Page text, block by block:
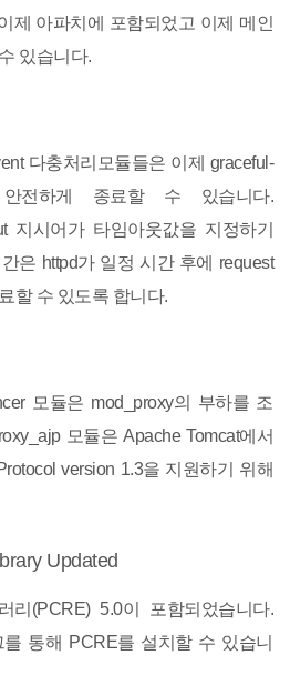
제 아파치에 포함되었고 이제 메인
있습니다.
다충처리모듈들은 이제 graceful-
전하게 종료할 수 있습니다.
지시어가 타임아웃값을 지정하기
은 httpd가 일정 시간 후에 request
할 수 있도록 합니다.
모듈은 mod_proxy의 부하를 조
모듈은 Apache Tomcat에서
version 1.3을 지원하기 위해
Updated
리(PCRE) 5.0이 포함되었습니다.
를 통해 PCRE를 설치할 수 있습니